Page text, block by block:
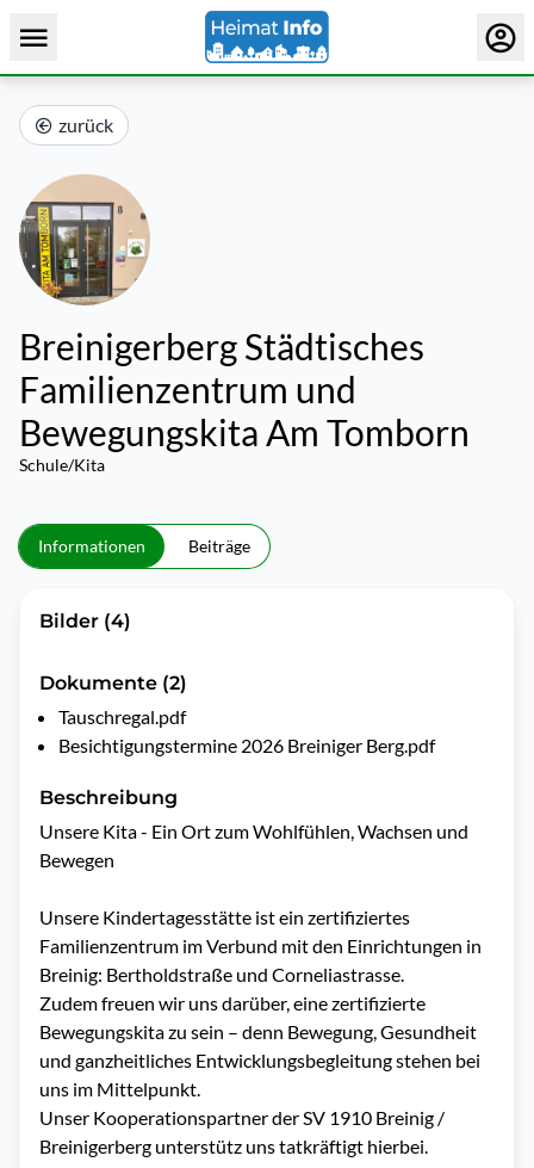
zurück
Breinigerberg Städtisches
Familienzentrum und
Bewegungskita Am Tomborn
Schule/Kita
Informationen Beiträge
Bilder (4)
Dokumente (2)
Tauschregal.pdf
Besichtigungstermine 2026 Breiniger Berg.pdf
Beschreibung
Unsere Kita - Ein Ort zum Wohlfühlen, Wachsen und
Bewegen
Unsere Kindertagesstätte ist ein zertifiziertes
Familienzentrum im Verbund mit den Einrichtungen in
Breinig: Bertholdstraße und Corneliastrasse.
Zudem freuen wir uns darüber, eine zertifizierte
Bewegungskita zu sein – denn Bewegung, Gesundheit
und ganzheitliches Entwicklungsbegleitung stehen bei
uns im Mittelpunkt.
Unser Kooperationspartner der SV 1910 Breinig /
Breinigerberg unterstütz uns tatkräftigt hierbei.